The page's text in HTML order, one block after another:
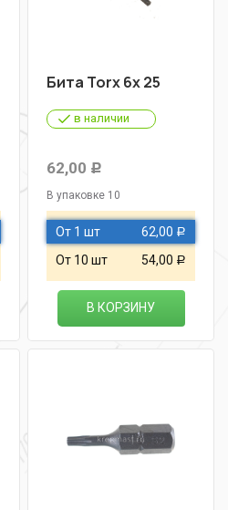
Бита Torx 6х 25
в наличии
62,00 Р
В упаковке 10
От 1 шт 62,00 Р
От 10 шт 54,00 Р
В КОРЗИНУ